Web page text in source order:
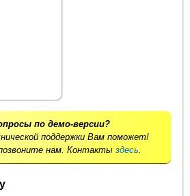
по демо-версии?
поддержки Вам поможет!
нам. Контакты здесь